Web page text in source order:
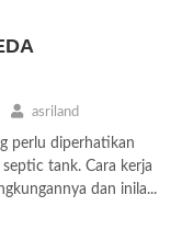
asriland
perlu diperhatikan
tank. Cara kerja
dan inila...